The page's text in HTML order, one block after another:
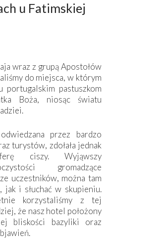
u Fatimskiej
wraz z grupą Apostołów
do miejsca, w którym
pastuszkom
Boża, niosąc światu
przez bardzo
turystów, zdołała jednak
ciszy. Wyjąwszy
gromadzące
uczestników, można tam
i słuchać w skupieniu.
korzystaliśmy z tej
że nasz hotel położony
bliskości bazyliki oraz